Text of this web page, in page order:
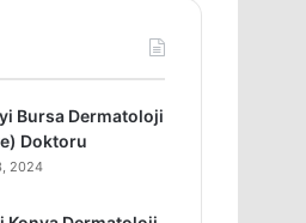
Bursa Dermatoloji
Doktoru
2024